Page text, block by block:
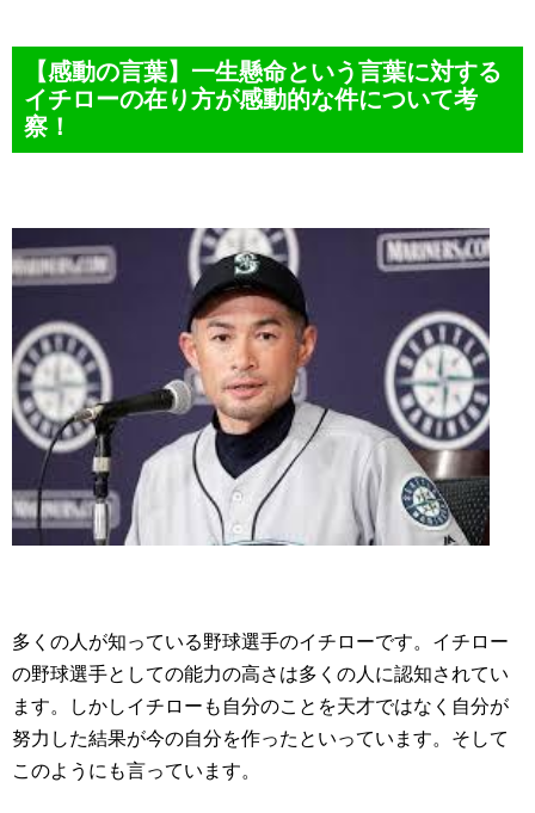
【感動の言葉】一生懸命という言葉に対する
イチローの在り方が感動的な件について考
察！
多くの人が知っている野球選手のイチローです。イチロー
の野球選手としての能力の高さは多くの人に認知されてい
ます。しかしイチローも自分のことを天才ではなく自分が
努力した結果が今の自分を作ったといっています。そして
このようにも言っています。